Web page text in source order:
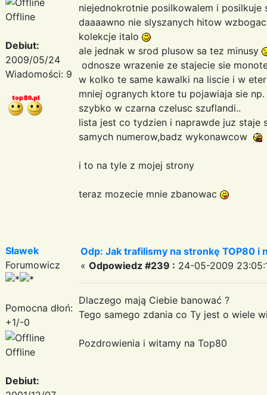
Offline
Debiut:
2009/05/24
Wiadomości: 9
niejednokrotnie posilkowalem i
daaaawno nie slyszanych hitow
kolekcje italo
ale jednak w srod plusow sa tez minusy
odnosze wrazenie ze stajecie sie
w kolko te same kawalki na liscie i w
mniej ogranych ktore tu pojawiaja sie
szybko w czarna czelusc szuflandi..
lista jest co tydzien i naprawde juz staje
samych numerow,badz wykonawcow
i to na tyle z mojej strony
teraz mozecie mnie zbanowac
Sławek
Forumowicz
Pomocna dłoń:
+1/-0
Offline
Debiut:
Odp: Jak trafilismy na stronkę TOP80 i
« Odpowiedz #239 : 24-05-2009
Dlaczego mają Ciebie banować ?
Tego samego zdania co Ty jest o wiele
Pozdrowienia i witamy na Top80